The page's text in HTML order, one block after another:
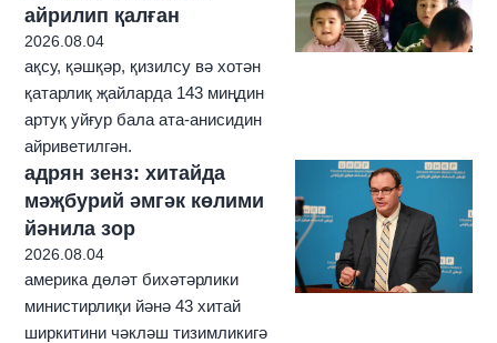
айрилип қалған
2026.08.04
ақсу, қәшқәр, қизилсу вә хотән
қатарлиқ җайларда 143 миңдин
артуқ уйғур бала ата-анисидин
айриветилгән.
адрян зенз: хитайда
мәҗбурий әмгәк көлими
йәнила зор
2026.08.04
америка дөләт бихәтәрлики
министирлиқи йәнә 43 хитай
ширкитини чәкләш тизимликигә